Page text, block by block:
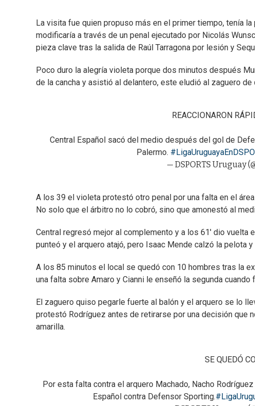
La visita fue quien propuso más en el primer tiempo, tenía
modificaría a través de un penal ejecutado por Nicolás
pieza clave tras la salida de Raúl Tarragona por lesión y
Poco duro la alegría violeta porque dos minutos después
de la cancha y asistió al delantero, este eludió al zaguero
REACCIONARON
Central Español sacó del medio después del gol de
Palermo.
— DSPORTS Uruguay
A los 39 el violeta protestó otro penal por una falta en el
No solo que el árbitro no lo cobró, sino que amonestó al
Central regresó mejor al complemento y a los 61' dio vuelta
punteó y el arquero atajó, pero Isaac Mende calzó la pelota
A los 85 minutos el local se quedó con 10 hombres tras la
una falta sobre Amaro y Cianni le enseñó la segunda cuando
El zaguero quiso pegarle fuerte al balón y el arquero se lo
protestó Rodríguez antes de retirarse por una decisión que
amarilla.
SE QUEDÓ
Por esta falta contra el arquero Machado, Nacho
Español contra Defensor Sporting.